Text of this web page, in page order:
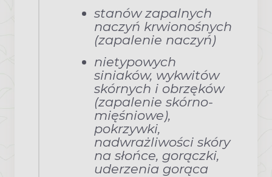
stanów zapalnych
naczyń krwionośnych
(zapalenie naczyń)
nietypowych
siniaków, wykwitów
skórnych i obrzęków
(zapalenie skórno-
mięśniowe),
pokrzywki,
nadwrażliwości skóry
na słońce, gorączki,
uderzenia gorąca